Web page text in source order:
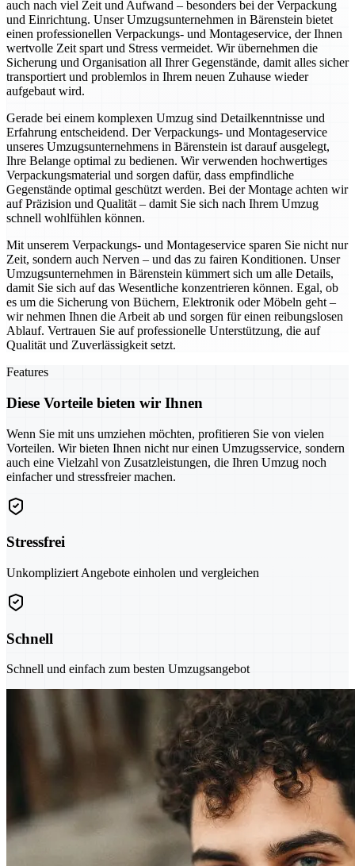
auch nach viel Zeit und Aufwand – besonders bei der Verpackung
und Einrichtung. Unser Umzugsunternehmen in Bärenstein bietet
einen professionellen Verpackungs- und Montageservice, der Ihnen
wertvolle Zeit spart und Stress vermeidet. Wir übernehmen die
Sicherung und Organisation all Ihrer Gegenstände, damit alles sicher
transportiert und problemlos in Ihrem neuen Zuhause wieder
aufgebaut wird.
Gerade bei einem komplexen Umzug sind Detailkenntnisse und
Erfahrung entscheidend. Der Verpackungs- und Montageservice
unseres Umzugsunternehmens in Bärenstein ist darauf ausgelegt,
Ihre Belange optimal zu bedienen. Wir verwenden hochwertiges
Verpackungsmaterial und sorgen dafür, dass empfindliche
Gegenstände optimal geschützt werden. Bei der Montage achten wir
auf Präzision und Qualität – damit Sie sich nach Ihrem Umzug
schnell wohlfühlen können.
Mit unserem Verpackungs- und Montageservice sparen Sie nicht nur
Zeit, sondern auch Nerven – und das zu fairen Konditionen. Unser
Umzugsunternehmen in Bärenstein kümmert sich um alle Details,
damit Sie sich auf das Wesentliche konzentrieren können. Egal, ob
es um die Sicherung von Büchern, Elektronik oder Möbeln geht –
wir nehmen Ihnen die Arbeit ab und sorgen für einen reibungslosen
Ablauf. Vertrauen Sie auf professionelle Unterstützung, die auf
Qualität und Zuverlässigkeit setzt.
Features
Diese Vorteile bieten wir Ihnen
Wenn Sie mit uns umziehen möchten, profitieren Sie von vielen
Vorteilen. Wir bieten Ihnen nicht nur einen Umzugsservice, sondern
auch eine Vielzahl von Zusatzleistungen, die Ihren Umzug noch
einfacher und stressfreier machen.
Stressfrei
Unkompliziert Angebote einholen und vergleichen
Schnell
Schnell und einfach zum besten Umzugsangebot